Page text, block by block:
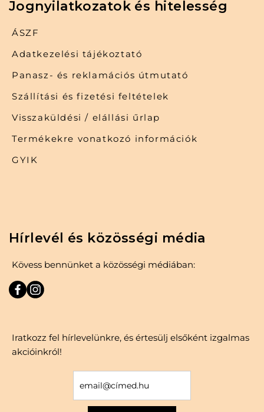
Jognyilatkozatok és hitelesség
ÁSZF
Adatkezelési tájékoztató
Panasz- és reklamációs útmutató
Szállítási és fizetési feltételek
Visszaküldési / elállási űrlap
Termékekre vonatkozó információk
GYIK
Hírlevél és közösségi média
Kövess bennünket a közösségi médiában:
Iratkozz fel hírlevelünkre, és értesülj elsőként izgalmas
akcióinkról!